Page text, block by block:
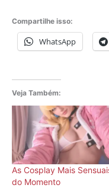
Compartilhe isso:
WhatsApp
Veja Também:
As Cosplay Mais
do Momento